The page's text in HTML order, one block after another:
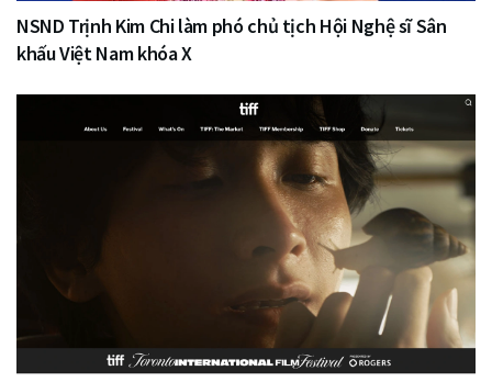
NSND Trịnh Kim Chi làm phó chủ tịch Hội Nghệ sĩ Sân
khấu Việt Nam khóa X